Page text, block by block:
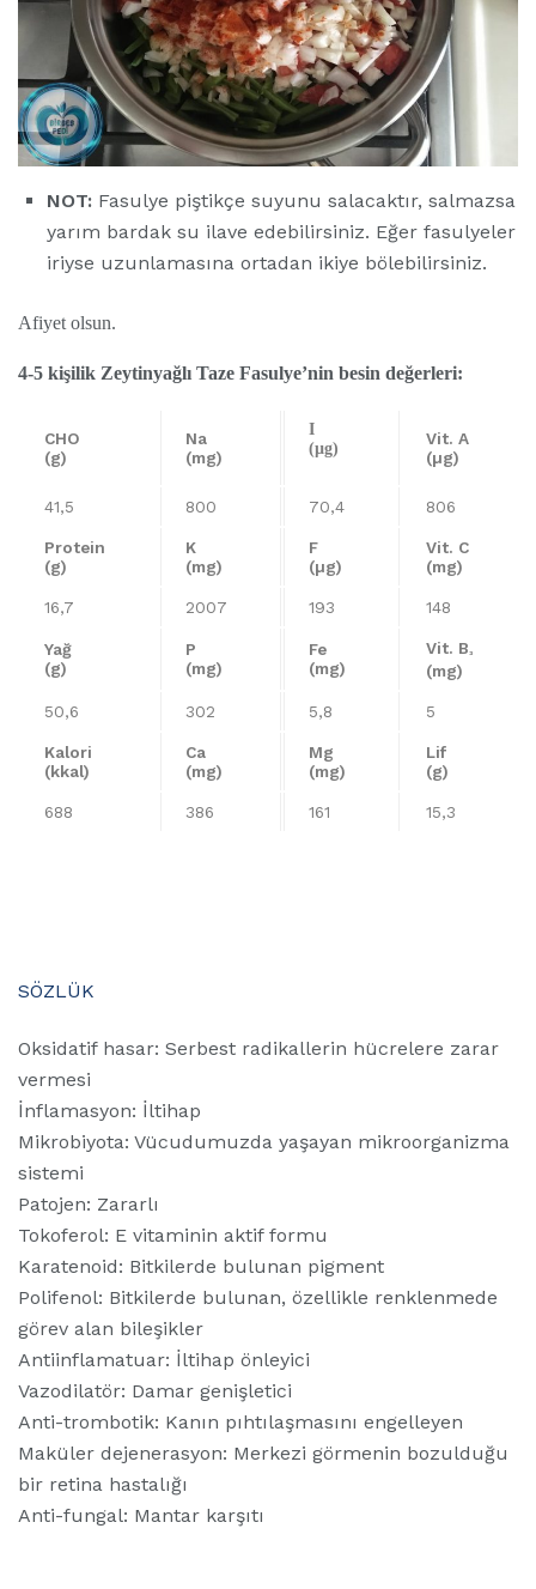
NOT: Fasulye piştikçe suyunu salacaktır, salmazsa
yarım bardak su ilave edebilirsiniz. Eğer fasulyeler
iriyse uzunlamasına ortadan ikiye bölebilirsiniz.
Afiyet olsun.
4-5 kişilik Zeytinyağlı Taze Fasulye’nin besin değerleri:
CHO
(g)
Na
(mg)
I
(µg)
Vit. A
(µg)
41,5 800 70,4 806
Protein
(g)
K
(mg)
F
(µg)
Vit. C
(mg)
16,7 2007 193 148
Yağ
(g)
P
(mg)
Fe
(mg)
Vit. B³
(mg)
50,6 302 5,8 5
Kalori
(kkal)
Ca
(mg)
Mg
(mg)
Lif
(g)
688 386 161 15,3
SÖZLÜK
Oksidatif hasar: Serbest radikallerin hücrelere zarar
vermesi
İnflamasyon: İltihap
Mikrobiyota: Vücudumuzda yaşayan mikroorganizma
sistemi
Patojen: Zararlı
Tokoferol: E vitaminin aktif formu
Karatenoid: Bitkilerde bulunan pigment
Polifenol: Bitkilerde bulunan, özellikle renklenmede
görev alan bileşikler
Antiinflamatuar: İltihap önleyici
Vazodilatör: Damar genişletici
Anti-trombotik: Kanın pıhtılaşmasını engelleyen
Maküler dejenerasyon: Merkezi görmenin bozulduğu
bir retina hastalığı
Anti-fungal: Mantar karşıtı